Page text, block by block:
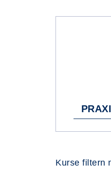
Kurse filtern